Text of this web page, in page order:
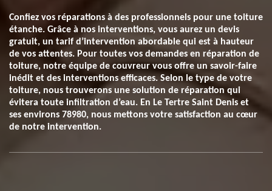
Confiez vos réparations à des professionnels pour une toiture
étanche. Grâce à nos interventions, vous aurez un devis
gratuit, un tarif d’intervention abordable qui est à hauteur
de vos attentes. Pour toutes vos demandes en réparation de
toiture, notre équipe de couvreur vous offre un savoir-faire
inédit et des interventions efficaces. Selon le type de votre
toiture, nous trouverons une solution de réparation qui
évitera toute infiltration d’eau. En Le Tertre Saint Denis et
ses environs 78980, nous mettons votre satisfaction au cœur
de notre intervention.